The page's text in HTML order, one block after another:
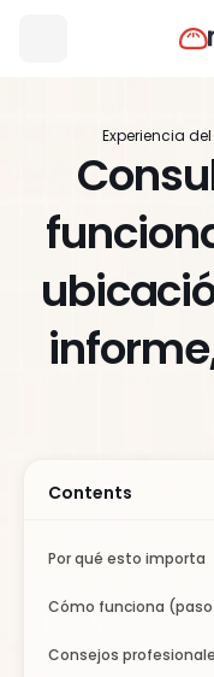
Experiencia
Contents
Por qué esto importa
Cómo funciona
Consejos